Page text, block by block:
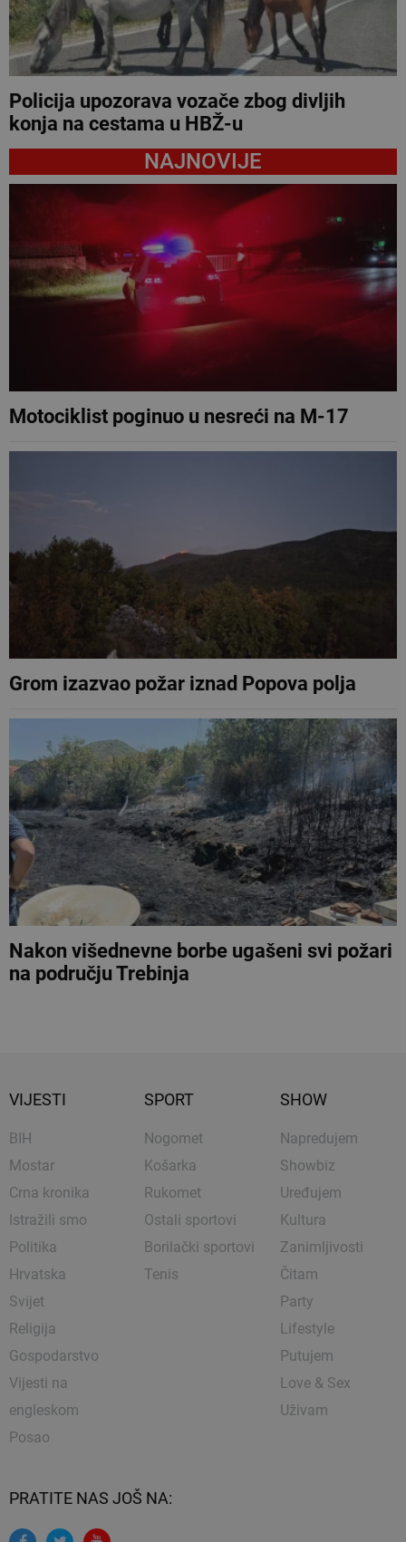
Policija upozorava vozače zbog divljih
konja na cestama u HBŽ-u
NAJNOVIJE
Motociklist poginuo u nesreći na M-17
Grom izazvao požar iznad Popova polja
Nakon višednevne borbe ugašeni svi požari
na području Trebinja
VIJESTI
BIH
Mostar
Crna kronika
Istražili smo
Politika
Hrvatska
Svijet
Religija
Gospodarstvo
Vijesti na
engleskom
Posao
SPORT
Nogomet
Košarka
Rukomet
Ostali sportovi
Borilački sportovi
Tenis
SHOW
Napredujem
Showbiz
Uređujem
Kultura
Zanimljivosti
Čitam
Party
Lifestyle
Putujem
Love & Sex
Uživam
PRATITE NAS JOŠ NA: